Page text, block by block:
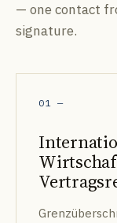
— one contact
signature.
01—